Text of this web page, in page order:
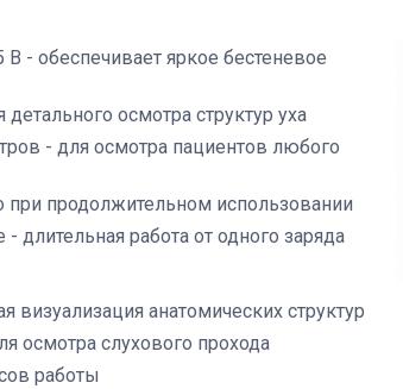
- обеспечивает яркое бестеневое
осмотра структур уха
- для осмотра пациентов любого
продолжительном использовании
длительная работа от одного заряда
визуализация анатомических структур
осмотра слухового прохода
работы